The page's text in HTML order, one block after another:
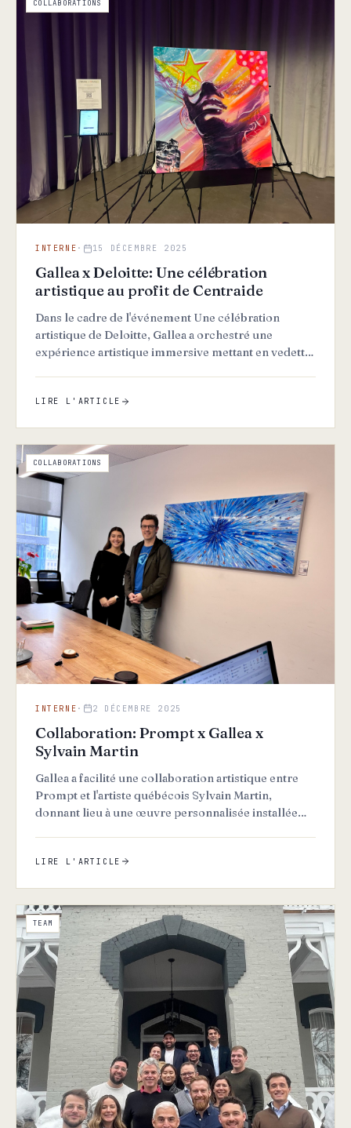
COLLABORATIONS
INTERNE · 15 DÉCEMBRE 2025
Gallea x Deloitte: Une célébration
artistique au profit de Centraide
Dans le cadre de l'événement Une célébration
artistique de Deloitte, Gallea a orchestré une
expérience artistique immersive mettant en vedette
LIRE L'ARTICLE
COLLABORATIONS
INTERNE · 2 DÉCEMBRE 2025
Collaboration: Prompt x Gallea x
Sylvain Martin
Gallea a facilité une collaboration artistique entre
Prompt et l'artiste québécois Sylvain Martin,
donnant lieu à une œuvre personnalisée installée
LIRE L'ARTICLE
TEAM